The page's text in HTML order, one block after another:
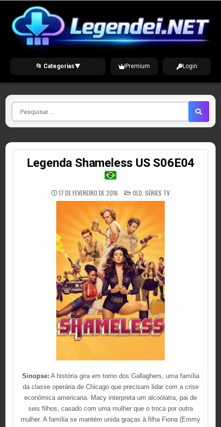
content
📂 Categorias▼ Premium Login
Pesquisar
por
Legenda Shameless US S06E04
17 DE FEVEREIRO DE 2016 POSTED
IN
OLD SÉRIES TV
Sinopse: A história gira em torno dos Gallaghers, uma família
da classe operária de Chicago que precisam lidar com a crise
econômica americana. Macy interpreta um alcoólatra, pai de
seis filhos, casado com uma mulher que o troca por outra
mulher. A família se mantém unida graças à filha Fiona (Emmy